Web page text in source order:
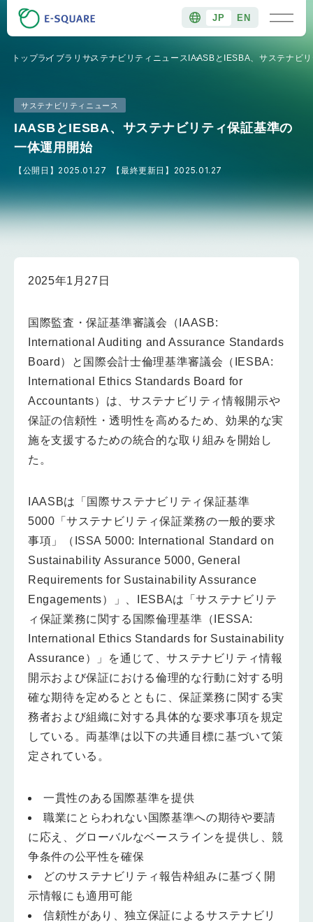
JP EN
トップライブラリ サステナビリティニュース IAASBとIESBA、サステナビ
サステナビリティニュース
IAASBとIESBA、サステナビリティ保証基準の
一体運用開始
【公開日】 2025.01.27 【最終更新日】 2025.01.27
2025年1月27日
国際監査・保証基準審議会（IAASB:
International Auditing and Assurance Standards
Board）と国際会計士倫理基準審議会（IESBA:
International Ethics Standards Board for
Accountants）は、サステナビリティ情報開示や
保証の信頼性・透明性を高めるため、効果的な実
施を支援するための統合的な取り組みを開始し
た。
IAASBは「国際サステナビリティ保証基準
5000「サステナビリティ保証業務の一般的要求
事項」（ISSA 5000: International Standard on
Sustainability Assurance 5000, General
Requirements for Sustainability Assurance
Engagements）」、IESBAは「サステナビリテ
ィ保証業務に関する国際倫理基準（IESSA:
International Ethics Standards for Sustainability
Assurance）」を通じて、サステナビリティ情報
開示および保証における倫理的な行動に対する明
確な期待を定めるとともに、保証業務に関する実
務者および組織に対する具体的な要求事項を規定
している。両基準は以下の共通目標に基づいて策
定されている。
一貫性のある国際基準を提供
職業にとらわれない国際基準への期待や要請
に応え、グローバルなベースラインを提供し、競
争条件の公平性を確保
どのサステナビリティ報告枠組みに基づく開
示情報にも適用可能
信頼性があり、独立保証によるサステナビリ